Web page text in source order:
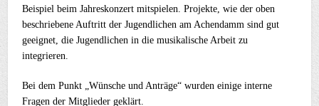
Beispiel beim Jahreskonzert mitspielen. Projekte, wie der oben
beschriebene Auftritt der Jugendlichen am Achendamm sind gut
geeignet, die Jugendlichen in die musikalische Arbeit zu
integrieren.
Bei dem Punkt „Wünsche und Anträge“ wurden einige interne
Fragen der Mitglieder geklärt.